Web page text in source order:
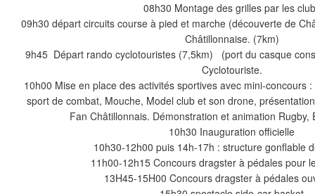
08h30 Montage des grilles par les
09h30 départ circuits course à pied et marche (découverte de
Châtillonnaise. (7km)
9h45 Départ rando cyclotouristes (7,5km) (port du casque
Cyclotouriste.
10h00 Mise en place des activités sportives avec mini-concours
sport de combat, Mouche, Model club et son drone,
Fan Châtillonnais. Démonstration et animation
10h30 Inauguration officielle
10h30-12h00 puis 14h-17h : structure gonflable
11h00-12h15 Concours dragster à pédales pour
13H45-15H00 Concours dragster à pédales